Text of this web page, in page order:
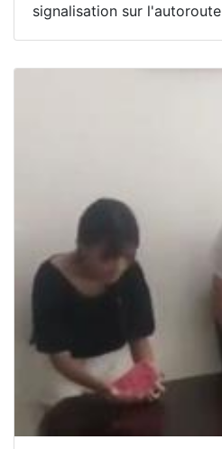
signalisation sur l'autoroute